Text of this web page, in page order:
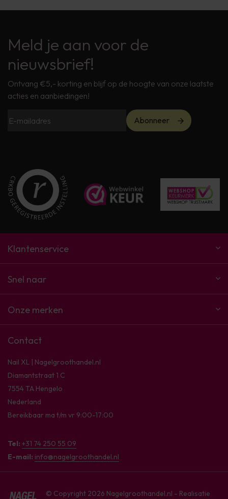
Meld je aan voor de
nieuwsbrief!
Ontvang €5,- korting en blijf op de hoogte van onze laatste
acties en aanbiedingen!
Abonneer
Klantenservice
Snel naar
Onze merken
Contact
Nail XL | Nagelgroothandel.nl
Diamantstraat 1 C
7554 TA Hengelo
Nederland
Bereikbaar ma t/m vr 9:00-17:00
Tel: +31 74 250 55 09
E-mail: info@nagelgroothandel.nl
© Copyright 2026 Nagelgroothandel.nl - Realisatie